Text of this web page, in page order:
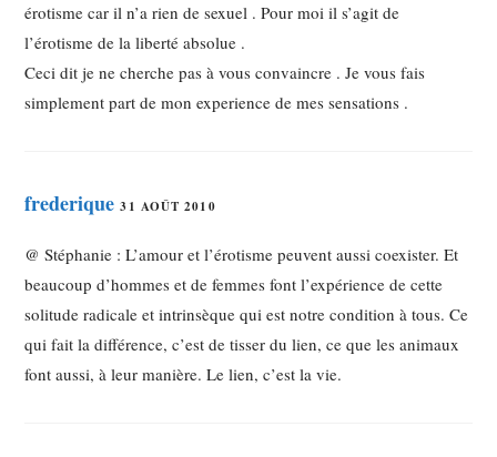
érotisme car il n’a rien de sexuel . Pour moi il s’agit de
l’érotisme de la liberté absolue .
Ceci dit je ne cherche pas à vous convaincre . Je vous fais
simplement part de mon experience de mes sensations .
frederique 31 AOÛT 2010
@ Stéphanie : L’amour et l’érotisme peuvent aussi coexister. Et
beaucoup d’hommes et de femmes font l’expérience de cette
solitude radicale et intrinsèque qui est notre condition à tous. Ce
qui fait la différence, c’est de tisser du lien, ce que les animaux
font aussi, à leur manière. Le lien, c’est la vie.